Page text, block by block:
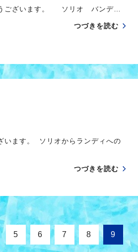
うございます。 ソリオ バンデ…
つづきを読む
います。 ソリオからランディへの
つづきを読む
5 6 7 8 9